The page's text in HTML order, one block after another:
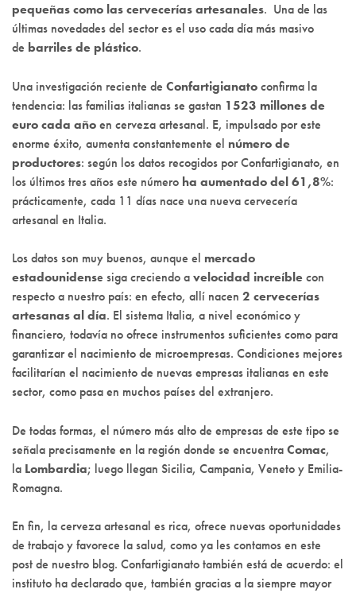
pequeñas como las cervecerías artesanales. Una de las
últimas novedades del sector es el uso cada día más masivo
de barriles de plástico.
Una investigación reciente de Confartigianatoconfirma la
tendencia: las familias italianas se gastan 1523 millones de
euro cada añoen cerveza artesanal. E, impulsado por este
enorme éxito, aumenta constantemente el número de
productores: según los datos recogidos por Confartigianato, en
los últimos tres años este número ha aumentado del 61,8%:
prácticamente, cada 11 días nace una nueva cervecería
artesanal en Italia.
Los datos son muy buenos, aunque el mercado
estadounidense siga creciendo avelocidad increíblecon
respecto a nuestro país: en efecto, allí nacen 2 cervecerías
artesanas al día. El sistema Italia, a nivel económico y
financiero, todavía no ofrece instrumentos suficientes como para
garantizar el nacimiento de microempresas. Condiciones mejores
facilitarían el nacimiento de nuevas empresas italianas en este
sector, como pasa en muchos países del extranjero.
De todas formas, el número más alto de empresas de este tipo se
señala precisamente en la región donde se encuentraComac,
la Lombardia; luego llegan Sicilia, Campania, Veneto y Emilia-
Romagna.
En fin, la cerveza artesanal es rica, ofrece nuevas oportunidades
de trabajo y favorece la salud, como ya les contamos en este
post de nuestro blog. Confartigianato también está de acuerdo: el
instituto ha declarado que, también gracias a la siempre mayor